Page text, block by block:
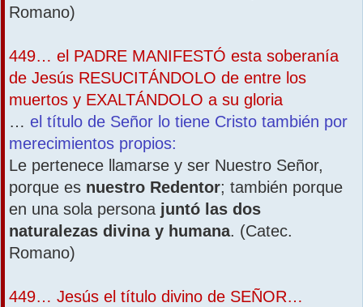
Romano)
449… el PADRE MANIFESTÓ esta soberanía
de Jesús RESUCITÁNDOLO de entre los
muertos y EXALTÁNDOLO a su gloria
… el título de Señor lo tiene Cristo también por
merecimientos propios:
Le pertenece llamarse y ser Nuestro Señor,
porque es nuestro Redentor; también porque
en una sola persona juntó las dos
naturalezas divina y humana. (Catec.
Romano)
449… Jesús el título divino de SEÑOR…